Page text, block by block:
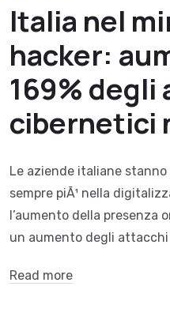
Italia nel
hacker:
169% degli
cibernetici
Le aziende italiane
sempre piÃ¹ nella
l’aumento della presenza
un aumento degli
Read more